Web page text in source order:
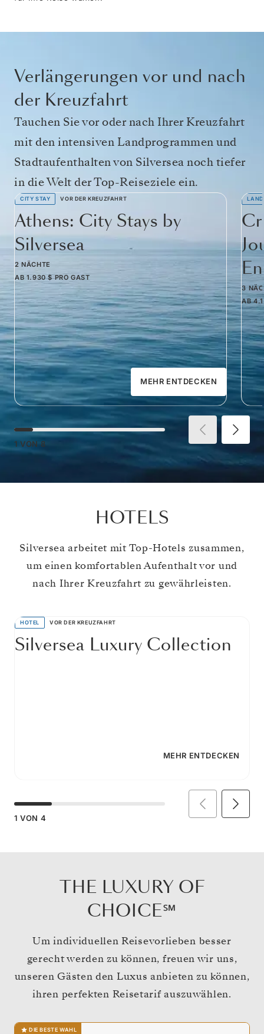
Verlängerungen vor und nach
der Kreuzfahrt
Tauchen Sie vor oder nach Ihrer Kreuzfahrt
mit den intensiven Landprogrammen und
Stadtaufenthalten von Silversea noch tiefer
in die Welt der Top-Reiseziele ein.
CITY STAY VOR DER KREUZFAHRT
Athens: City Stays by
Silversea
2 NÄCHTE
AB 1.930 $ PRO GAST
MEHR ENTDECKEN
3
AB
1 VON 8
HOTELS
Silversea arbeitet mit Top-Hotels zusammen,
um einen komfortablen Aufenthalt vor und
nach Ihrer Kreuzfahrt zu gewährleisten.
HOTEL VOR DER KREUZFAHRT
Silversea Luxury Collection
MEHR ENTDECKEN
1 VON 4
THE LUXURY OF
CHOICE℠
Um individuellen Reisevorlieben besser
gerecht werden zu können, freuen wir uns,
unseren Gästen den Luxus anbieten zu können,
ihren perfekten Reisetarif auszuwählen.
DIE BESTE WAHL